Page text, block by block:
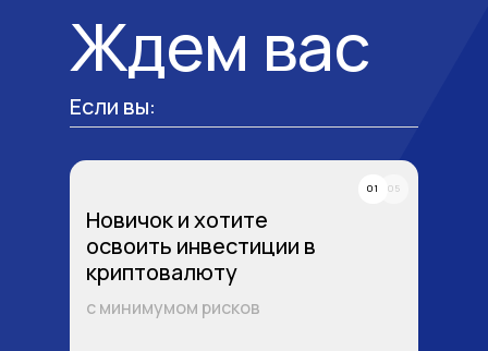
Ждем вас
Новичок и хотите
освоить инвестиции в
криптовалюту
с минимумом рисков
05
01
Если вы: